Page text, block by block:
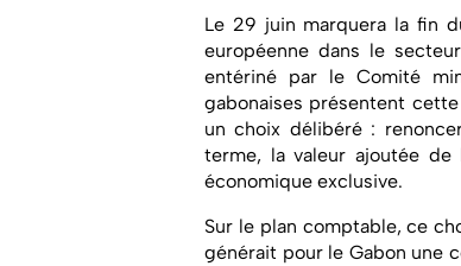
Le 29 juin marquera la fin
européenne dans le
entériné par le Comité
gabonaises présentent
un choix délibéré :
terme, la valeur ajoutée
économique exclusive.
Sur le plan comptable, ce
générait pour le Gabon une